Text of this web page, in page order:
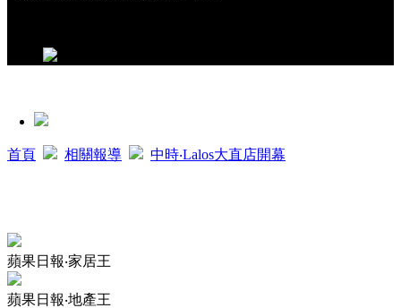
首頁 相關報導 中時‧Lalos大直店開幕
蘋果日報‧家居王
蘋果日報‧地產王